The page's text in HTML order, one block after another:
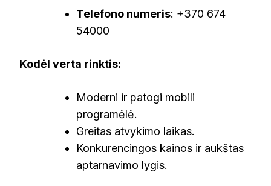
Telefono numeris: +370 674
54000
Kodėl verta rinktis:
Moderni ir patogi mobili
programėlė.
Greitas atvykimo laikas.
Konkurencingos kainos ir aukštas
aptarnavimo lygis.